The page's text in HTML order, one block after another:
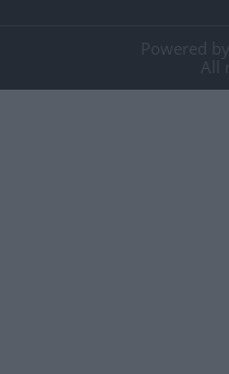
Powered
All